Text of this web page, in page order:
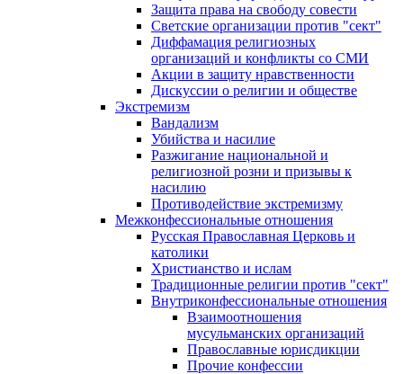
Защита права на свободу совести
Светские организации против "сект"
Диффамация религиозных
организаций и конфликты со СМИ
Акции в защиту нравственности
Дискуссии о религии и обществе
Экстремизм
Вандализм
Убийства и насилие
Разжигание национальной и
религиозной розни и призывы к
насилию
Противодействие экстремизму
Межконфессиональные отношения
Русская Православная Церковь и
католики
Христианство и ислам
Традиционные религии против "сект"
Внутриконфессиональные отношения
Взаимоотношения
мусульманских организаций
Православные юрисдикции
Прочие конфессии